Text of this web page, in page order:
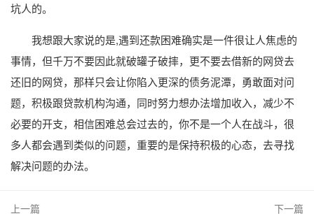
坑人的。
我想跟大家说的是,遇到还款困难确实是一件很让人焦虑的
事情，但千万不要因此就破罐子破摔，更不要去借新的网贷去
还旧的网贷，那样只会让你陷入更深的债务泥潭，勇敢面对问
题，积极跟贷款机构沟通，同时努力想办法增加收入，减少不
必要的开支，相信困难总会过去的，你不是一个人在战斗，很
多人都会遇到类似的问题，重要的是保持积极的心态，去寻找
解决问题的办法。
上一篇
下一篇